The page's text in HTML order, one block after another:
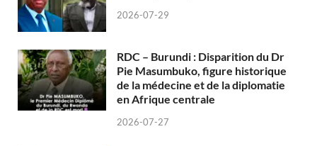
2026-07-29
RDC – Burundi : Disparition du Dr
Pie Masumbuko, figure historique
de la médecine et de la diplomatie
en Afrique centrale
2026-07-27